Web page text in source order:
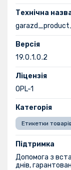
Технічна
Версія
19.0.1.0.2
Ліцензія
OPL-1
Категорія
Етикетки
Підтримка
Допомога з
днів,